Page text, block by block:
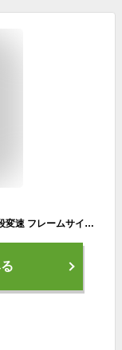
Grandir Sensitive 700Cロードバイク シマノ21段変速 フレームサイズ520 ブラック